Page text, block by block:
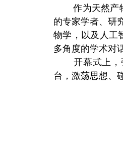
作为天然产
的专家学者、研
物学，以及人工
多角度的学术对
开幕式上
台，激荡思想、